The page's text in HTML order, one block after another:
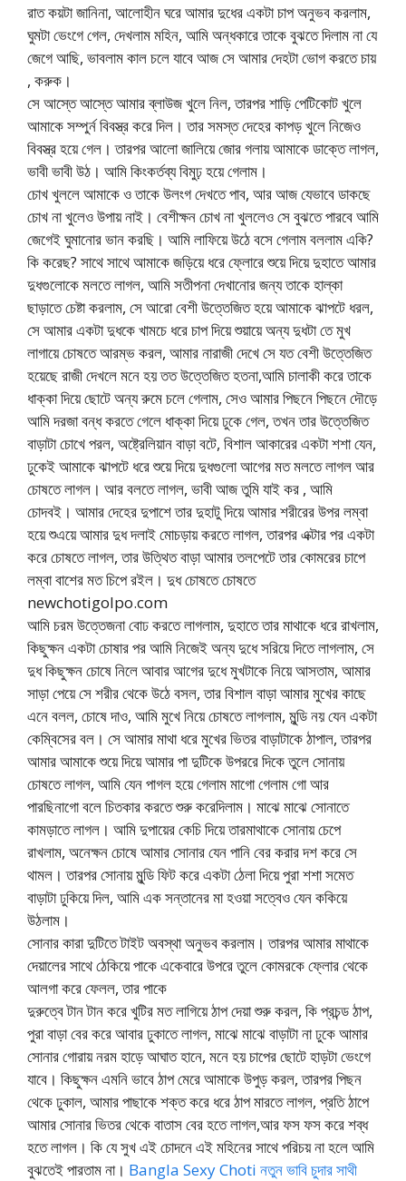
রাত কয়টা জানিনা, আলোহীন ঘরে আমার দুধের একটা চাপ অনুভব করলাম,
ঘুমটা ভেংগে গেল, দেখলাম মহিন, আমি অন্ধকারে তাকে বুঝতে দিলাম না যে
জেগে আছি, ভাবলাম কাল চলে যাবে আজ সে আমার দেহটা ভোগ করতে চায়
, করুক।
সে আস্তে আস্তে আমার ব্লাউজ খুলে নিল, তারপর শাড়ি পেটিকোট খুলে
আমাকে সম্পুর্ন বিবস্ত্র করে দিল। তার সমস্ত দেহের কাপড় খুলে নিজেও
বিবস্ত্র হয়ে গেল। তারপর আলো জালিয়ে জোর গলায় আমাকে ডাক্তে লাগল,
ভাবী ভাবী উঠ। আমি কিংকর্তব্য বিমুঢ় হয়ে গেলাম।
চোখ খুললে আমাকে ও তাকে উলংগ দেখতে পাব, আর আজ যেভাবে ডাকছে
চোখ না খুলেও উপায় নাই। বেশীক্ষন চোখ না খুললেও সে বুঝতে পারবে আমি
জেগেই ঘুমানোর ভান করছি। আমি লাফিয়ে উঠে বসে গেলাম বললাম একি?
কি করেছ? সাথে সাথে আমাকে জড়িয়ে ধরে ফ্লোরে শুয়ে দিয়ে দুহাতে আমার
দুধগুলোকে মলতে লাগল, আমি সতীপনা দেখানোর জন্য তাকে হাল্কা
ছাড়াতে চেষ্টা করলাম, সে আরো বেশী উত্তেজিত হয়ে আমাকে ঝাপটে ধরল,
সে আমার একটা দুধকে খামচে ধরে চাপ দিয়ে শুয়ায়ে অন্য দুধটা তে মুখ
লাগায়ে চোষতে আরম্ভ করল, আমার নারাজী দেখে সে যত বেশী উত্তেজিত
হয়েছে রাজী দেখলে মনে হয় তত উত্তেজিত হতনা,আমি চালাকী করে তাকে
ধাক্কা দিয়ে ছোটে অন্য রুমে চলে গেলাম, সেও আমার পিছনে পিছনে দৌড়ে
আমি দরজা বন্ধ করতে গেলে ধাক্কা দিয়ে ঢুকে গেল, তখন তার উত্তেজিত
বাড়াটা চোখে পরল, অষ্ট্রেলিয়ান বাড়া বটে, বিশাল আকারের একটা শশা যেন,
ঢুকেই আমাকে ঝাপটে ধরে শুয়ে দিয়ে দুধগুলো আগের মত মলতে লাগল আর
চোষতে লাগল। আর বলতে লাগল, ভাবী আজ তুমি যাই কর , আমি
চোদবই। আমার দেহের দুপাশে তার দুহাটু দিয়ে আমার শরীরের উপর লম্বা
হয়ে শুএয়ে আমার দুধ দলাই মোচড়ায় করতে লাগল, তারপর এক্টার পর একটা
করে চোষতে লাগল, তার উত্থিত বাড়া আমার তলপেটে তার কোমরের চাপে
লম্বা বাশের মত চিপে রইল। দুধ চোষতে চোষতে
newchotigolpo.com
আমি চরম উত্তেজনা বোঢ করতে লাগলাম, দুহাতে তার মাথাকে ধরে রাখলাম,
কিছুক্ষন একটা চোষার পর আমি নিজেই অন্য দুধে সরিয়ে দিতে লাগলাম, সে
দুধ কিছুক্ষন চোষে নিলে আবার আগের দুধে মুখটাকে নিয়ে আসতাম, আমার
সাড়া পেয়ে সে শরীর থেকে উঠে বসল, তার বিশাল বাড়া আমার মুখের কাছে
এনে বলল, চোষে দাও, আমি মুখে নিয়ে চোষতে লাগলাম, মুন্ডি নয় যেন একটা
কেম্বিসের বল। সে আমার মাথা ধরে মুখের ভিতর বাড়াটাকে ঠাপাল, তারপর
আমার আমাকে শুয়ে দিয়ে আমার পা দুটিকে উপররে দিকে তুলে সোনায়
চোষতে লাগল, আমি যেন পাগল হয়ে গেলাম মাগো গেলাম গো আর
পারছিনাগো বলে চিতকার করতে শুরু করেদিলাম। মাঝে মাঝে সোনাতে
কামড়াতে লাগল। আমি দুপায়ের কেচি দিয়ে তারমাথাকে সোনায় চেপে
রাখলাম, অনেক্ষন চোষে আমার সোনার যেন পানি বের করার দশ করে সে
থামল। তারপর সোনায় মুন্ডি ফিট করে একটা ঠেলা দিয়ে পুরা শশা সমেত
বাড়াটা ঢুকিয়ে দিল, আমি এক সন্তানের মা হওয়া সত্বেও যেন ককিয়ে
উঠলাম।
সোনার কারা দুটিতে টাইট অবস্থা অনুভব করলাম। তারপর আমার মাথাকে
দেয়ালের সাথে ঠেকিয়ে পাকে একেবারে উপরে তুলে কোমরকে ফ্লোর থেকে
আলগা করে ফেলল, তার পাকে
দুরুত্বে টান টান করে খুটির মত লাগিয়ে ঠাপ দেয়া শুরু করল, কি প্রচন্ড ঠাপ,
পুরা বাড়া বের করে আবার ঢুকাতে লাগল, মাঝে মাঝে বাড়াটা না ঢুকে আমার
সোনার গোরায় নরম হাড়ে আঘাত হানে, মনে হয় চাপের ছোটে হাড়টা ভেংগে
যাবে। কিছুক্ষন এমনি ভাবে ঠাপ মেরে আমাকে উপুড় করল, তারপর পিছন
থেকে ঢুকাল, আমার পাছাকে শক্ত করে ধরে ঠাপ মারতে লাগল, প্রতি ঠাপে
আমার সোনার ভিতর থেকে বাতাস বের হতে লাগল,আর ফস ফস করে শব্ধ
হতে লাগল। কি যে সুখ এই চোদনে এই মহিনের সাথে পরিচয় না হলে আমি
বুঝতেই পারতাম না। Bangla Sexy Choti নতুন ভাবি চুদার সাথী